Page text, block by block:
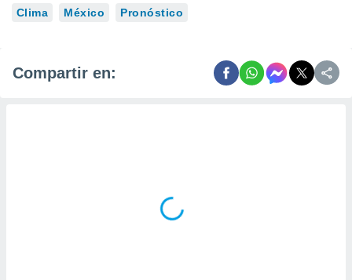
Clima México Pronóstico
Compartir en: